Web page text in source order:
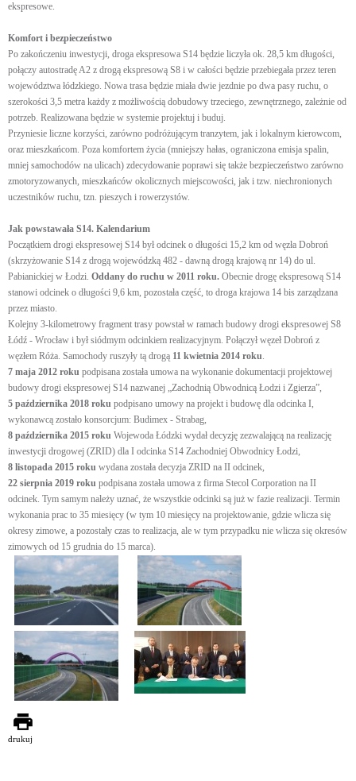
ekspresowe.
Komfort i bezpieczeństwo
Po zakończeniu inwestycji, droga ekspresowa S14 będzie liczyła ok. 28,5 km długości,
połączy autostradę A2 z drogą ekspresową S8 i w całości będzie przebiegała przez teren
województwa łódzkiego. Nowa trasa będzie miała dwie jezdnie po dwa pasy ruchu, o
szerokości 3,5 metra każdy z możliwością dobudowy trzeciego, zewnętrznego, zależnie od
potrzeb. Realizowana będzie w systemie projektuj i buduj.
Przyniesie liczne korzyści, zarówno podróżującym tranzytem, jak i lokalnym kierowcom,
oraz mieszkańcom. Poza komfortem życia (mniejszy hałas, ograniczona emisja spalin,
mniej samochodów na ulicach) zdecydowanie poprawi się także bezpieczeństwo zarówno
zmotoryzowanych, mieszkańców okolicznych miejscowości, jak i tzw. niechronionych
uczestników ruchu, tzn. pieszych i rowerzystów.
Jak powstawała S14. Kalendarium
Początkiem drogi ekspresowej S14 był odcinek o długości 15,2 km od węzła Dobroń
(skrzyżowanie S14 z drogą wojewódzką 482 - dawną drogą krajową nr 14) do ul.
Pabianickiej w Łodzi. Oddany do ruchu w 2011 roku. Obecnie drogę ekspresową S14
stanowi odcinek o długości 9,6 km, pozostała część, to droga krajowa 14 bis zarządzana
przez miasto.
Kolejny 3-kilometrowy fragment trasy powstał w ramach budowy drogi ekspresowej S8
Łódź - Wrocław i był siódmym odcinkiem realizacyjnym. Połączył węzeł Dobroń z
węzłem Róża. Samochody ruszyły tą drogą 11 kwietnia 2014 roku.
7 maja 2012 roku podpisana została umowa na wykonanie dokumentacji projektowej
budowy drogi ekspresowej S14 nazwanej „Zachodnią Obwodnicą Łodzi i Zgierza”,
5 października 2018 roku podpisano umowy na projekt i budowę dla odcinka I,
wykonawcą zostało konsorcjum: Budimex - Strabag,
8 października 2015 roku Wojewoda Łódzki wydał decyzję zezwalającą na realizację
inwestycji drogowej (ZRID) dla I odcinka S14 Zachodniej Obwodnicy Łodzi,
8 listopada 2015 roku wydana została decyzja ZRID na II odcinek,
22 sierpnia 2019 roku podpisana została umowa z firma Stecol Corporation na II
odcinek. Tym samym należy uznać, że wszystkie odcinki są już w fazie realizacji. Termin
wykonania prac to 35 miesięcy (w tym 10 miesięcy na projektowanie, gdzie wlicza się
okresy zimowe, a pozostały czas to realizacja, ale w tym przypadku nie wlicza się okresów
zimowych od 15 grudnia do 15 marca).
drukuj